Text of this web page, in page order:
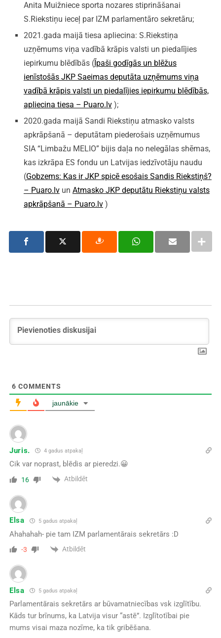
Anita Muižniece sporta nozares stiprināšanai
S.Riekstiņu ieceļ par IZM parlamentāro sekretāru;
2021.gada maijā tiesa apliecina: S.Riekstiņa
uzņēmums viņa vadībā krāpis valsti un piedalījies
iepirkumu blēdībās (Īpaši godīgās un blēžus
ienīstošās JKP Saeimas deputāta uzņēmums viņa
vadībā krāpis valsti un piedalījies iepirkumu blēdībās,
apliecina tiesa – Puaro.lv);
2020.gada maijā Sandi Riekstiņu atmasko valsts
apkrāpšanā – deputātam piederošais uzņēmumus
SIA “Limbažu MELIO” bijis daļa no nelegālas shēmas,
kas izkrāpa ES fondu un Latvijas iedzīvotāju naudu
(Gobzems: Kas ir JKP spicē esošais Sandis Riekstiņš?
– Puaro.lvun Atmasko JKP deputātu Riekstiņu valsts
apkrāpšanā – Puaro.lv)
6 COMMENTS
jaunākie
Juris. 4 gadus atpakaļ
Cik var noprast, blēdis ar pieredzi.😀
16 Atbildēt
Elsa 5 gadus atpakaļ
Ahahahah- pie tam IZM parlamentārais sekretārs :D
-3 Atbildēt
Elsa 5 gadus atpakaļ
Parlamentārais sekretārs ar būvamatniecības vsk izglītību.
Kāds tur brīnums, ka Latvija visur “astē”. Izglītotībai pie
mums visai maza nozīme, ka tik gribēšana.